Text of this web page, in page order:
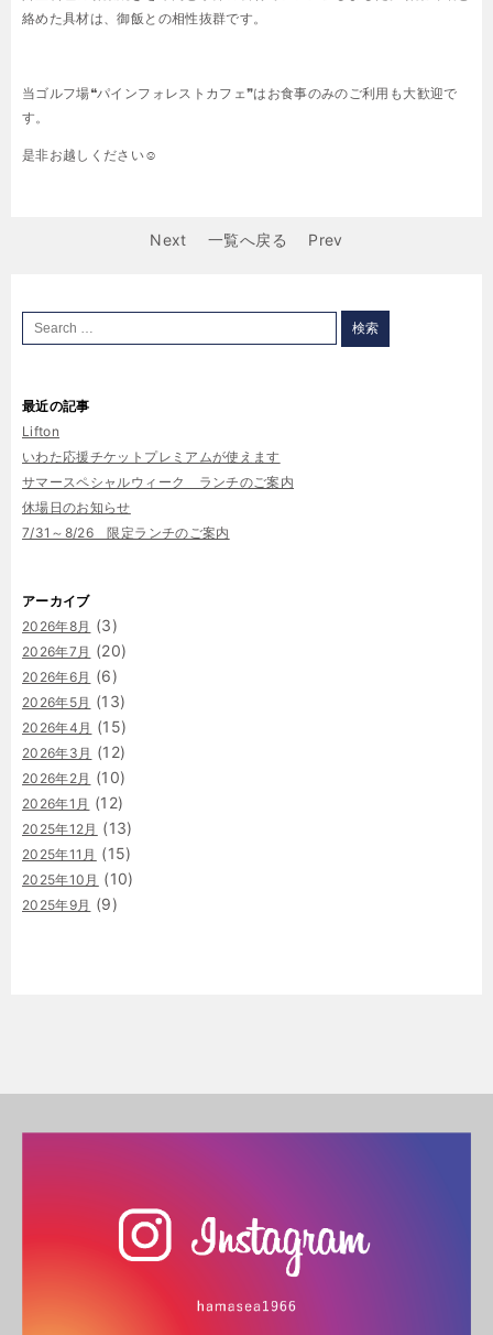
絡めた具材は、御飯との相性抜群です。
当ゴルフ場❝パインフォレストカフェ❞はお食事のみのご利用も大歓迎で
す。
是非お越しください☺
Next 一覧へ戻る Prev
最近の記事
Lifton
いわた応援チケットプレミアムが使えます
サマースペシャルウィーク ランチのご案内
休場日のお知らせ
7/31～8/26 限定ランチのご案内
アーカイブ
2026年8月 (3)
2026年7月 (20)
2026年6月 (6)
2026年5月 (13)
2026年4月 (15)
2026年3月 (12)
2026年2月 (10)
2026年1月 (12)
2025年12月 (13)
2025年11月 (15)
2025年10月 (10)
2025年9月 (9)